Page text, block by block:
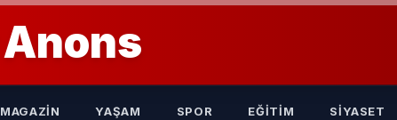
Anons
MAGAZIN YAŞAM SPOR EĞITIM SIYASET